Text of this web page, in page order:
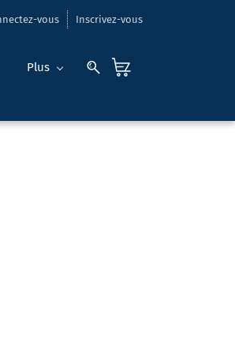
vous Inscrivez-vous
Plus